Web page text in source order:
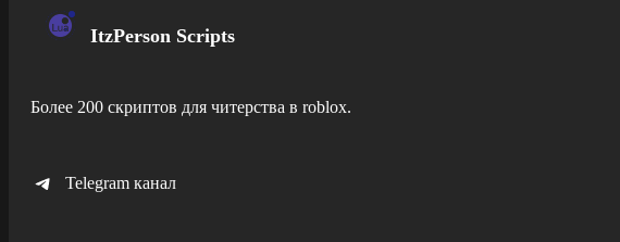
ItzPerson Scripts
Более 200 скриптов для читерства в roblox.
Telegram канал